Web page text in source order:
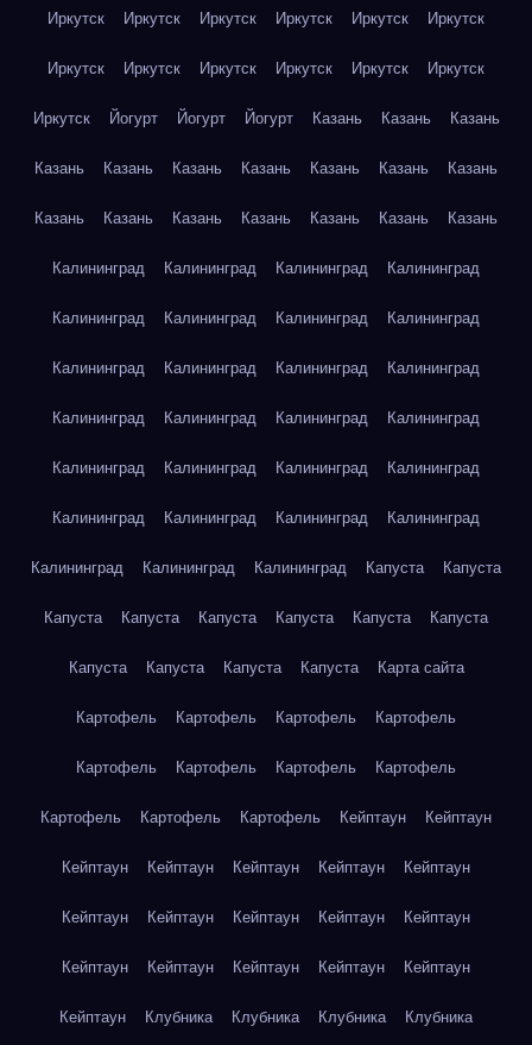
Иркутск Иркутск Иркутск Иркутск Иркутск Иркутск
Иркутск Иркутск Иркутск Иркутск Иркутск Иркутск
Иркутск Йогурт Йогурт Йогурт Казань Казань Казань
Казань Казань Казань Казань Казань Казань Казань
Казань Казань Казань Казань Казань Казань Казань
Калининград Калининград Калининград Калининград
Калининград Калининград Калининград Калининград
Калининград Калининград Калининград Калининград
Калининград Калининград Калининград Калининград
Калининград Калининград Калининград Калининград
Калининград Калининград Калининград Калининград
Калининград Калининград Калининград Капуста Капуста
Капуста Капуста Капуста Капуста Капуста Капуста
Капуста Капуста Капуста Капуста Карта сайта
Картофель Картофель Картофель Картофель
Картофель Картофель Картофель Картофель
Картофель Картофель Картофель Кейптаун Кейптаун
Кейптаун Кейптаун Кейптаун Кейптаун Кейптаун
Кейптаун Кейптаун Кейптаун Кейптаун Кейптаун
Кейптаун Кейптаун Кейптаун Кейптаун Кейптаун
Кейптаун Клубника Клубника Клубника Клубника